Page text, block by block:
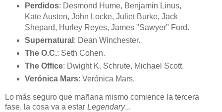
Perdidos: Desmond Hume, Benjamin Linus,
Kate Austen, John Locke, Juliet Burke, Jack
Shepard, Hurley Reyes, James "Sawyer" Ford.
Supernatural : Dean Winchester.
The O.C.: Seth Cohen.
The Office: Dwight K. Schrute, Michael Scott.
Verónica Mars: Verónica Mars.
Lo más seguro que mañana mismo comience la tercera
fase, la cosa va a estar Legendary...